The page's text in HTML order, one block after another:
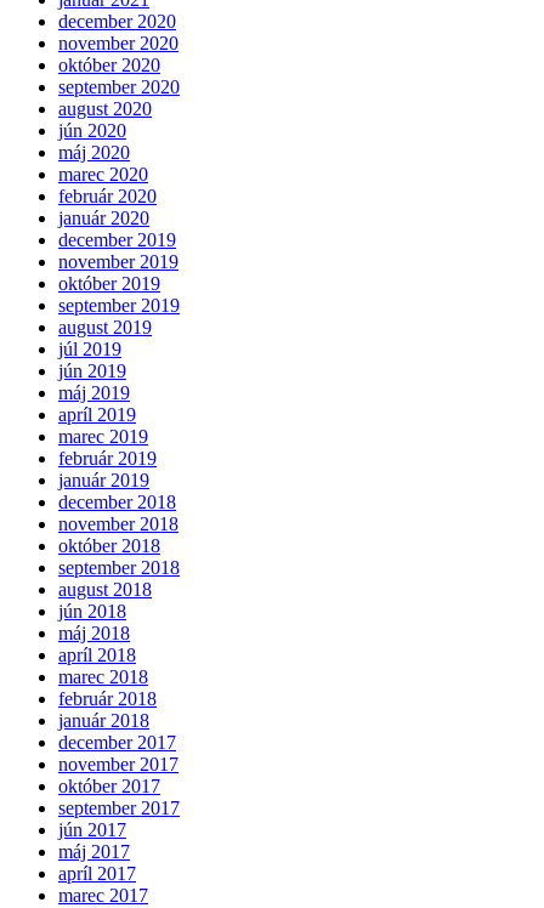
december 2020
november 2020
október 2020
september 2020
august 2020
jún 2020
máj 2020
marec 2020
február 2020
január 2020
december 2019
november 2019
október 2019
september 2019
august 2019
júl 2019
jún 2019
máj 2019
apríl 2019
marec 2019
február 2019
január 2019
december 2018
november 2018
október 2018
september 2018
august 2018
jún 2018
máj 2018
apríl 2018
marec 2018
február 2018
január 2018
december 2017
november 2017
október 2017
september 2017
jún 2017
máj 2017
apríl 2017
marec 2017